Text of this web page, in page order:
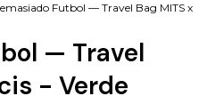
Futbol — Travel Bag MITS x
— Travel
- Verde